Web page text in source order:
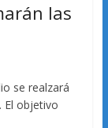
las
se realzará
El objetivo